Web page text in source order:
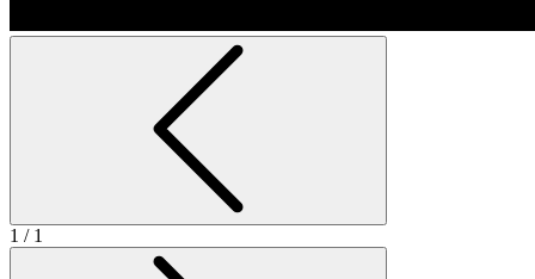
1 / 1